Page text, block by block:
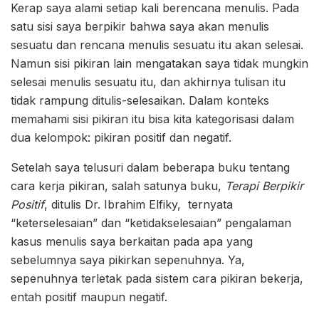
Kerap saya alami setiap kali berencana menulis. Pada
satu sisi saya berpikir bahwa saya akan menulis
sesuatu dan rencana menulis sesuatu itu akan selesai.
Namun sisi pikiran lain mengatakan saya tidak mungkin
selesai menulis sesuatu itu, dan akhirnya tulisan itu
tidak rampung ditulis-selesaikan. Dalam konteks
memahami sisi pikiran itu bisa kita kategorisasi dalam
dua kelompok: pikiran positif dan negatif.
Setelah saya telusuri dalam beberapa buku tentang
cara kerja pikiran, salah satunya buku, Terapi Berpikir
Positif, ditulis Dr. Ibrahim Elfiky, ternyata
“keterselesaian” dan “ketidakselesaian” pengalaman
kasus menulis saya berkaitan pada apa yang
sebelumnya saya pikirkan sepenuhnya. Ya,
sepenuhnya terletak pada sistem cara pikiran bekerja,
entah positif maupun negatif.